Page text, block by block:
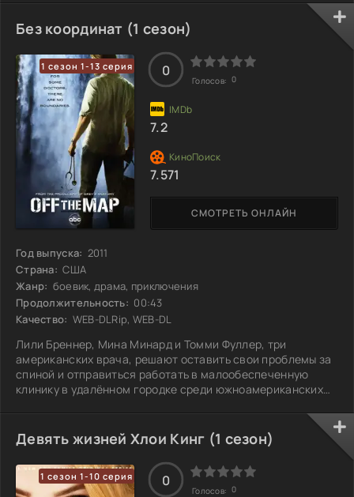
маскировки и актёр; Макс Харт, силач; Кейси Рэндалл,
агент-топ-модель; и Грант Кольер, сын Барни Кольера,
талантливый технический гений. Когда команда находит
следы убийцы, Джим понимает, что не может просто уйти,
и решает остаться с ними.
Без координат (1 сезон)
1 сезон 1-13 серия
Год выпуска: 2011
Страна: США
Жанр: боевик, драма, приключения
Продолжительность: 00:43
Качество: WEB-DLRip, WEB-DL
Лили Бреннер, Мина Минард и Томми Фуллер, три
американских врача, решают оставить свои проблемы за
спиной и отправиться работать в малообеспеченную
клинику в удалённом городке среди южноамериканских
Китон, а в команде также трудятся Отис Коул и Раян Кларк.
Восприятие нового мира и адаптация к непривычным
условиям становится возможной благодаря местному
врачу Сите Альварес, которая помогает им освоиться. Но
чем больше они погружаются в жизнь
СМОТРЕТЬ ОНЛАЙН
0
Голосов: 0
7.2
7.571
Девять жизней Хлои Кинг (1 сезон)
1 сезон 1-10 серия 0
Голосов: 0